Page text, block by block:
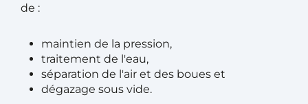
de :
maintien de la pression,
traitement de l'eau,
séparation de l'air et des boues et
dégazage sous vide.